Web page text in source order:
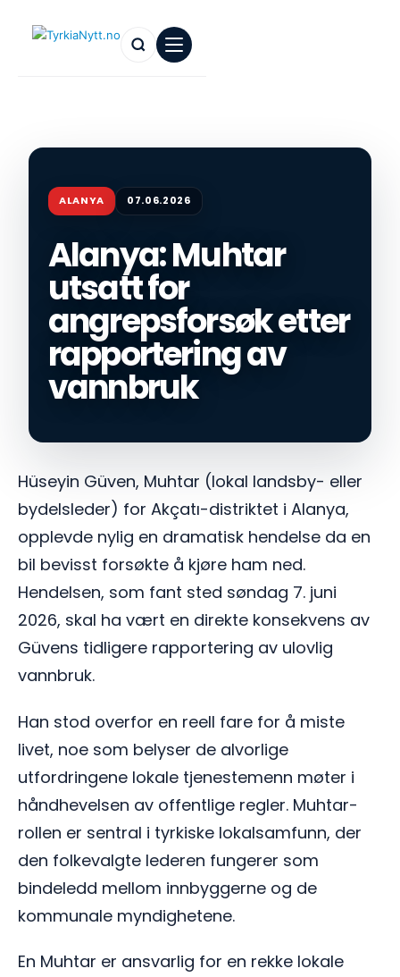
ALANYA 07.06.2026
Alanya: Muhtar
utsatt for
angrepsforsøk etter
rapportering av
vannbruk
Hüseyin Güven, Muhtar (lokal landsby- eller
bydelsleder) for Akçatı-distriktet i Alanya,
opplevde nylig en dramatisk hendelse da en
bil bevisst forsøkte å kjøre ham ned.
Hendelsen, som fant sted søndag 7. juni
2026, skal ha vært en direkte konsekvens av
Güvens tidligere rapportering av ulovlig
vannbruk.
Han stod overfor en reell fare for å miste
livet, noe som belyser de alvorlige
utfordringene lokale tjenestemenn møter i
håndhevelsen av offentlige regler. Muhtar-
rollen er sentral i tyrkiske lokalsamfunn, der
den folkevalgte lederen fungerer som
bindeledd mellom innbyggerne og de
kommunale myndighetene.
En Muhtar er ansvarlig for en rekke lokale